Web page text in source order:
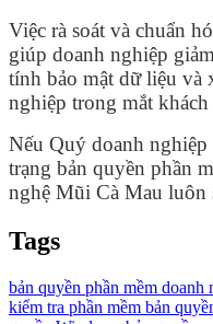
Việc rà soát và chuẩn
giúp doanh nghiệp
tính bảo mật dữ liệu và
nghiệp trong mắt
Nếu Quý doanh nghiệp
trạng bản quyền phần
nghệ Mũi Cà Mau luôn
Tags
bản quyền phần mềm doanh
kiểm tra phần mềm bản